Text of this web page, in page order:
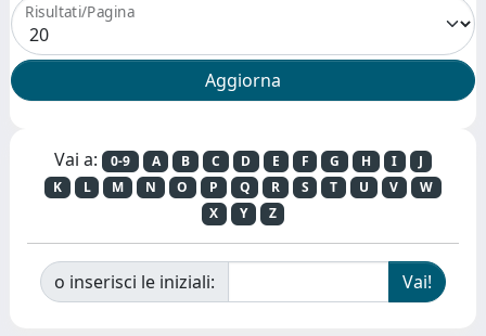
Risultati/Pagina
Vai a: 0-9 A B C D E F G H I
J
K
L M N O P Q R S T U V
W
X
Y Z
o inserisci le iniziali: